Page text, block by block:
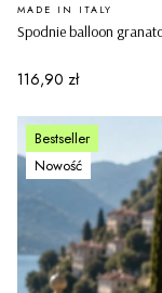
Spodnie balloon
PRODUCENT
MADE IN ITALY
Cena
116,90 zł
Bestseller
Nowość